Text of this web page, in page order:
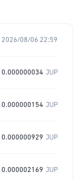
2026/08/06 22:59
0.000000034 JUP
0.000000154 JUP
0.000000929 JUP
0.000002169 JUP